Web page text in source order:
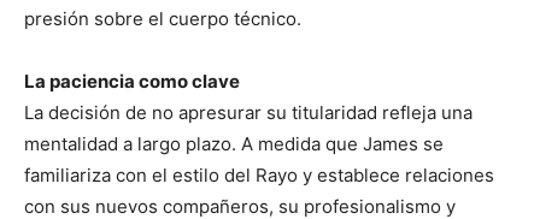
presión sobre el cuerpo técnico.
La paciencia como clave
La decisión de no apresurar su titularidad refleja una
mentalidad a largo plazo. A medida que James se
familiariza con el estilo del Rayo y establece relaciones
con sus nuevos compañeros, su profesionalismo y